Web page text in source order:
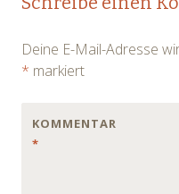
Deine E-Mail-Adresse
* markiert
KOMMENTAR
*